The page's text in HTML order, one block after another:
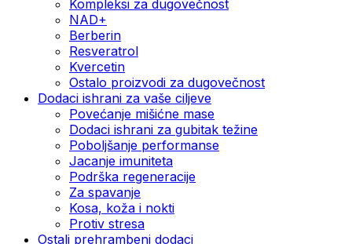
Kompleksi za dugovečnost
NAD+
Berberin
Resveratrol
Kvercetin
Ostalo proizvodi za dugovečnost
Dodaci ishrani za vaše ciljeve
Povećanje mišićne mase
Dodaci ishrani za gubitak težine
Poboljšanje performanse
Jacanje imuniteta
Podrška regeneracije
Za spavanje
Kosa, koža i nokti
Protiv stresa
Ostali prehrambeni dodaci